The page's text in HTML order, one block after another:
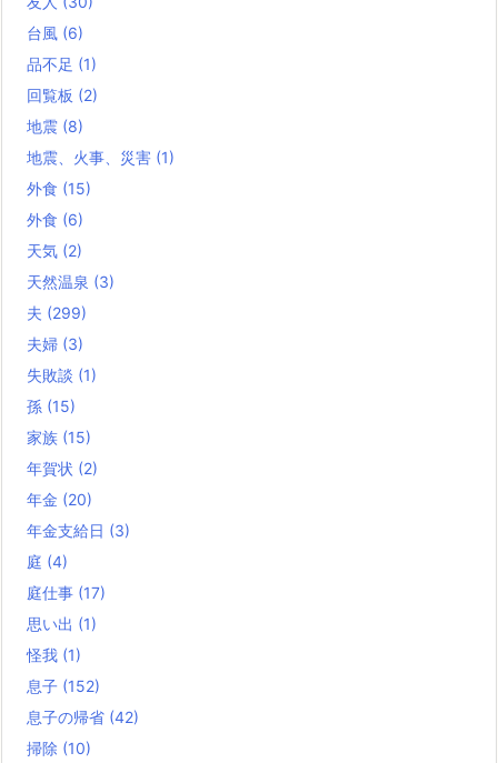
台風 (6)
品不足 (1)
回覧板 (2)
地震 (8)
地震、火事、災害 (1)
外食 (15)
外食 (6)
天気 (2)
天然温泉 (3)
夫 (299)
夫婦 (3)
失敗談 (1)
孫 (15)
家族 (15)
年賀状 (2)
年金 (20)
年金支給日 (3)
庭 (4)
庭仕事 (17)
思い出 (1)
怪我 (1)
息子 (152)
息子の帰省 (42)
掃除 (10)